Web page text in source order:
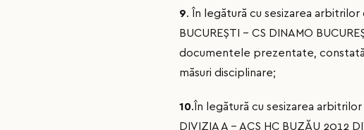
9. În legătură cu sesizarea
BUCUREŞTI – CS DINAMO
documentele prezentate, constată
măsuri disciplinare;
10.În legătură cu sesizarea
DIVIZIA A – ACS HC BUZĂU 2012